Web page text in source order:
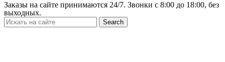
Заказы на сайте принимаются 24/7. Звонки c 8:00 до 18:00, без
выходных.
Search